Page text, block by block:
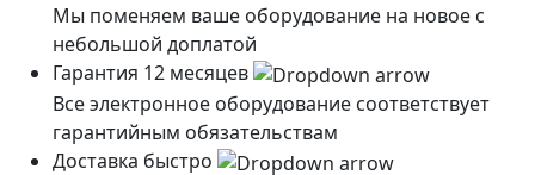
Мы поменяем ваше оборудование на новое с
небольшой доплатой
Гарантия 12 месяцев
Все электронное оборудование соответствует
гарантийным обязательствам
Доставка быстро